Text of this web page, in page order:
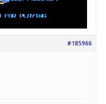
#185966